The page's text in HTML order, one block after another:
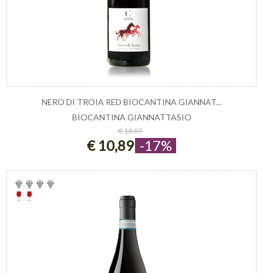
ESAURITO
NERO DI TROIA RED BIOCANTINA GIANNAT...
BIOCANTINA GIANNATTASIO
€ 13,07
€ 10,89 -17%